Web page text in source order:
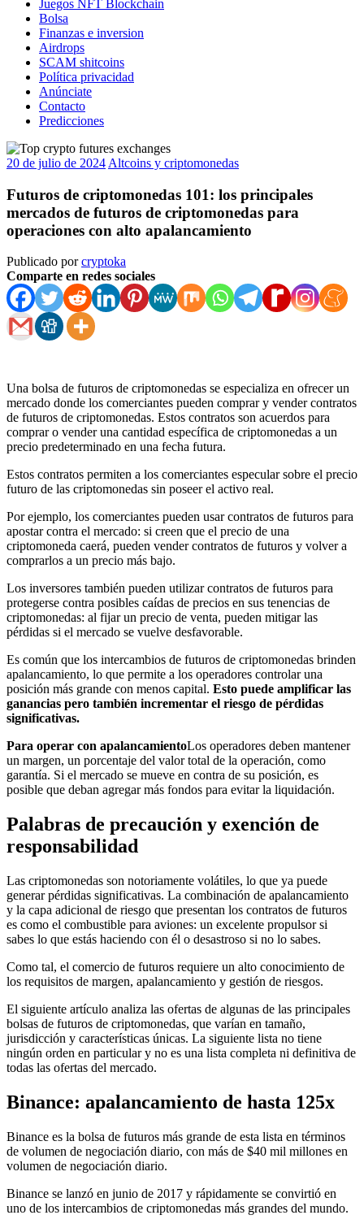
Juegos NFT Blockchain
Bolsa
Finanzas e inversion
Airdrops
SCAM shitcoins
Política privacidad
Anúnciate
Contacto
Predicciones
20 de julio de 2024 Altcoins y criptomonedas
Futuros de criptomonedas 101: los principales
mercados de futuros de criptomonedas para
operaciones con alto apalancamiento
Publicado porcryptoka
Comparte en redes sociales
Una bolsa de futuros de criptomonedas se especializa en ofrecer un
mercado donde los comerciantes pueden comprar y vender contratos
de futuros de criptomonedas. Estos contratos son acuerdos para
comprar o vender una cantidad específica de criptomonedas a un
precio predeterminado en una fecha futura.
Estos contratos permiten a los comerciantes especular sobre el precio
futuro de las criptomonedas sin poseer el activo real.
Por ejemplo, los comerciantes pueden usar contratos de futuros para
apostar contra el mercado: si creen que el precio de una
criptomoneda caerá, pueden vender contratos de futuros y volver a
comprarlos a un precio más bajo.
Los inversores también pueden utilizar contratos de futuros para
protegerse contra posibles caídas de precios en sus tenencias de
criptomonedas: al fijar un precio de venta, pueden mitigar las
pérdidas si el mercado se vuelve desfavorable.
Es común que los intercambios de futuros de criptomonedas brinden
apalancamiento, lo que permite a los operadores controlar una
posición más grande con menos capital. Esto puede amplificar las
ganancias pero también incrementar el riesgo de pérdidas
significativas.
Para operar con apalancamientoLos operadores deben mantener
un margen, un porcentaje del valor total de la operación, como
garantía. Si el mercado se mueve en contra de su posición, es
posible que deban agregar más fondos para evitar la liquidación.
Palabras de precaución y exención de
responsabilidad
Las criptomonedas son notoriamente volátiles, lo que ya puede
generar pérdidas significativas. La combinación de apalancamiento
y la capa adicional de riesgo que presentan los contratos de futuros
es como el combustible para aviones: un excelente propulsor si
sabes lo que estás haciendo con él o desastroso si no lo sabes.
Como tal, el comercio de futuros requiere un alto conocimiento de
los requisitos de margen, apalancamiento y gestión de riesgos.
El siguiente artículo analiza las ofertas de algunas de las principales
bolsas de futuros de criptomonedas, que varían en tamaño,
jurisdicción y características únicas. La siguiente lista no tiene
ningún orden en particular y no es una lista completa ni definitiva de
todas las ofertas del mercado.
Binance: apalancamiento de hasta 125x
Binance es la bolsa de futuros más grande de esta lista en términos
de volumen de negociación diario, con más de $40 mil millones en
volumen de negociación diario.
Binance se lanzó en junio de 2017 y rápidamente se convirtió en
uno de los intercambios de criptomonedas más grandes del mundo.